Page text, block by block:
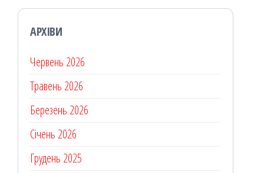
АРХІВИ
Червень 2026
Травень 2026
Березень 2026
Січень 2026
Грудень 2025